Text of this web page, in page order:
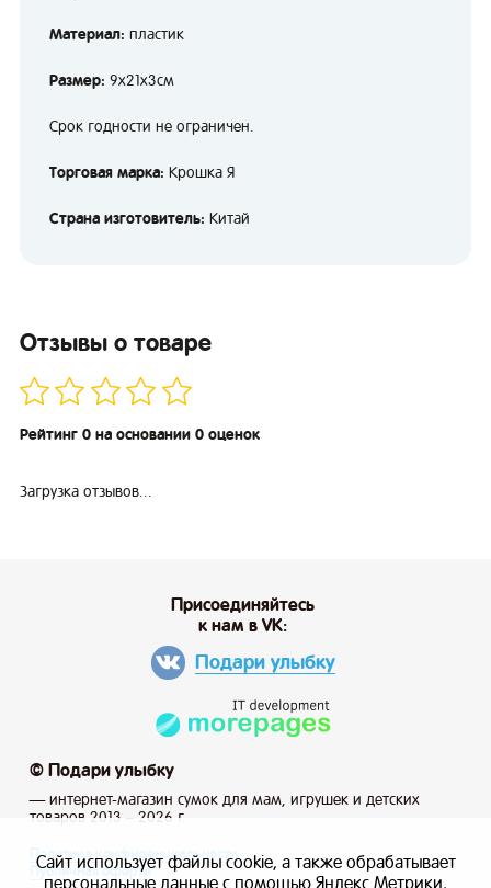
Материал: пластик
Размер: 9х21х3см
Срок годности не ограничен.
Торговая марка: Крошка Я
Страна изготовитель: Китай
Отзывы о товаре
Рейтинг 0 на основании 0 оценок
Загрузка отзывов...
© Подари улыбку
— интернет-магазин сумок для мам, игрушек и детских
товаров 2013 – 2026 г.
Присоединяйтесь
к нам в VK:
Подари улыбку
Политика конфиденциальности
Публичная оферта
Сайт использует файлы cookie, а также обрабатывает
персональные данные с помощью Яндекс Метрики,